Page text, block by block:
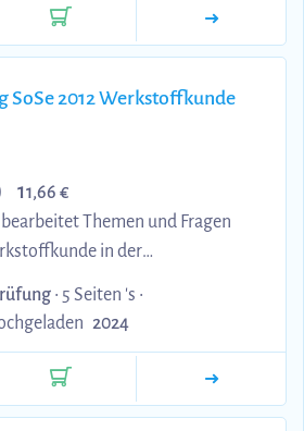
SoSe 2012 Werkstoffkunde
11,66 €
Themen und Fragen
in der
Die Fragen beziehen sich
und die Themen aus dem
• 5 Seiten 's •
2024